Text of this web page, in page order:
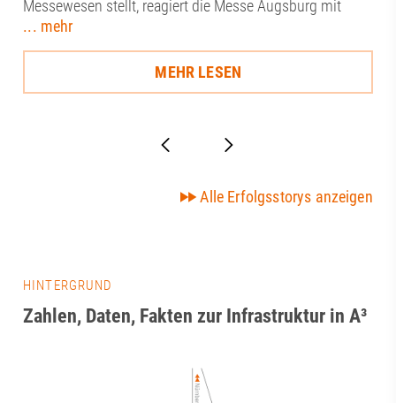
Messewesen stellt, reagiert die Messe Augsburg mit
... mehr
MEHR LESEN
Alle Erfolgsstorys anzeigen
HINTERGRUND
Zahlen, Daten, Fakten zur Infrastruktur in A³